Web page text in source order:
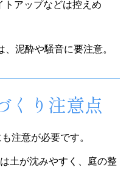
トアップなどは控えめ
、泥酔や騒音に要注意。
くり注意点
注意が必要です。
土が沈みやすく、庭の整